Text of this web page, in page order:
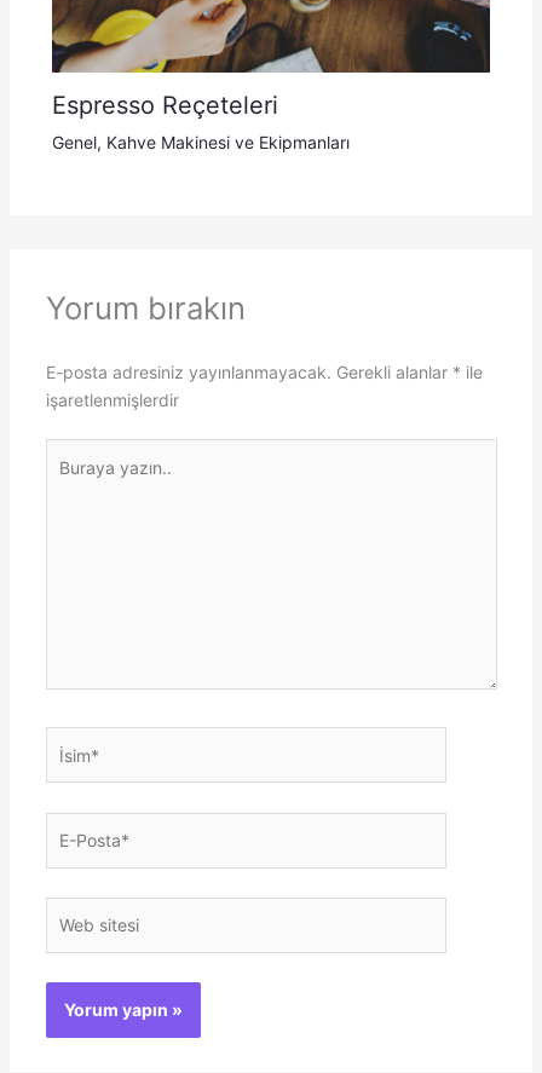
Espresso Reçeteleri
Genel, Kahve Makinesi ve Ekipmanları
Yorum bırakın
E-posta adresiniz yayınlanmayacak. Gerekli alanlar * ile
işaretlenmişlerdir
yazın..
Posta*
sitesi